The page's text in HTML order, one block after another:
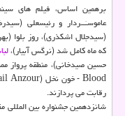
عاموسـَــردار و رئیسعلی
(سیدجلال اشکذری)، روز بلوا
که ماه کامل شد (نرگس آبیار)،
رقابت می پردازند.
شانزدهمین جشنواره بین المللی